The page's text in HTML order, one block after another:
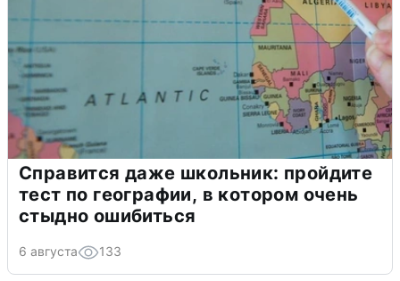
Справится даже школьник: пройдите
тест по географии, в котором очень
стыдно ошибиться
6 августа 133